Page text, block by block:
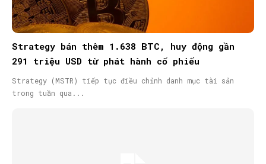
Strategy bán thêm 1.638 BTC, huy động gần
291 triệu USD từ phát hành cổ phiếu
Strategy (MSTR) tiếp tục điều chỉnh danh mục tài sản
trong tuần qua...